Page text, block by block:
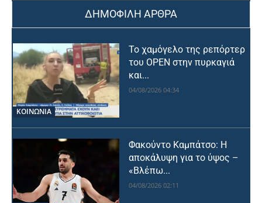
ΔΗΜΟΦΙΛΗ ΑΡΘΡΑ
ΚΟΙΝΩΝΙΑ
Το χαμόγελο της ρεπόρτερ
του OPEN στην πυρκαγιά
και...
04/08/2026 04:34
Φακούντο Καμπάτσο: Η
αποκάλυψη για το ύψος –
«Βλέπω...
04/08/2026 02:11